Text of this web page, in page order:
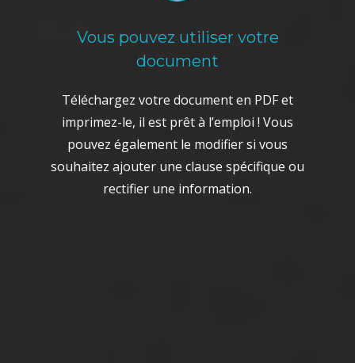
Vous pouvez utiliser votre
document
Téléchargez votre document en PDF et
imprimez-le, il est prêt à l’emploi ! Vous
pouvez également le modifier si vous
souhaitez ajouter une clause spécifique ou
rectifier une information.